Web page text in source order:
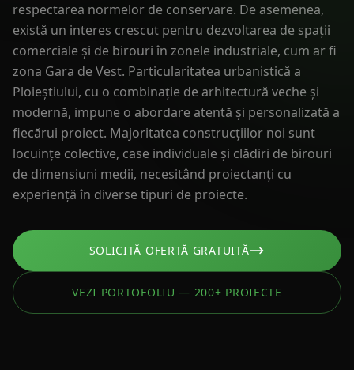
respectarea normelor de conservare. De asemenea,
există un interes crescut pentru dezvoltarea de spații
comerciale și de birouri în zonele industriale, cum ar fi
zona Gara de Vest. Particularitatea urbanistică a
Ploieștiului, cu o combinație de arhitectură veche și
modernă, impune o abordare atentă și personalizată a
fiecărui proiect. Majoritatea construcțiilor noi sunt
locuințe colective, case individuale și clădiri de birouri
de dimensiuni medii, necesitând proiectanți cu
experiență în diverse tipuri de proiecte.
SOLICITĂ OFERTĂ GRATUITĂ
VEZI PORTOFOLIU — 200+ PROIECTE